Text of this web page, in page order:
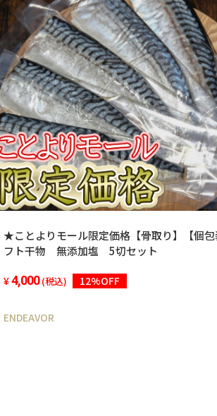
立てはその
・少し炙っ
頂けます。
・燻製ウイ
い。
・画像はイ
★ことよりモール限定価格【骨取り】【個
フト干物 無添加塩 5切セット
4,000 (税込) 12%OFF
ENDEAVOR